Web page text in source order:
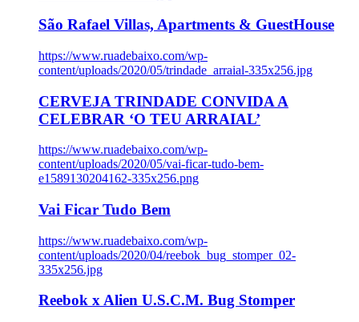
São Rafael Villas, Apartments & GuestHouse
https://www.ruadebaixo.com/wp-
content/uploads/2020/05/trindade_arraial-335x256.jpg
CERVEJA TRINDADE CONVIDA A
CELEBRAR ‘O TEU ARRAIAL’
https://www.ruadebaixo.com/wp-
content/uploads/2020/05/vai-ficar-tudo-bem-
e1589130204162-335x256.png
Vai Ficar Tudo Bem
https://www.ruadebaixo.com/wp-
content/uploads/2020/04/reebok_bug_stomper_02-
335x256.jpg
Reebok x Alien U.S.C.M. Bug Stomper